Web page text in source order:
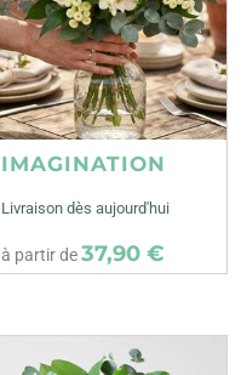
IMAGINATION
Livraison dès aujourd'hui
à partir de37,90 €